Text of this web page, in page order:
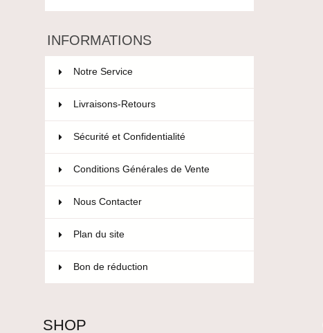
INFORMATIONS
Notre Service
Livraisons-Retours
Sécurité et Confidentialité
Conditions Générales de Vente
Nous Contacter
Plan du site
Bon de réduction
SHOP